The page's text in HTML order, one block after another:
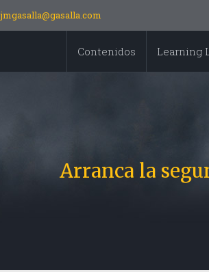
jmgasalla@gasalla.com
Contenidos Learning
Arranca la